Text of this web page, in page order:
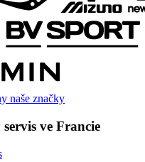
naše značky
ve Francie